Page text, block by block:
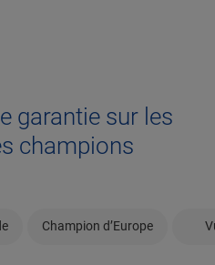
garantie sur les
champions
Champion d’Europe